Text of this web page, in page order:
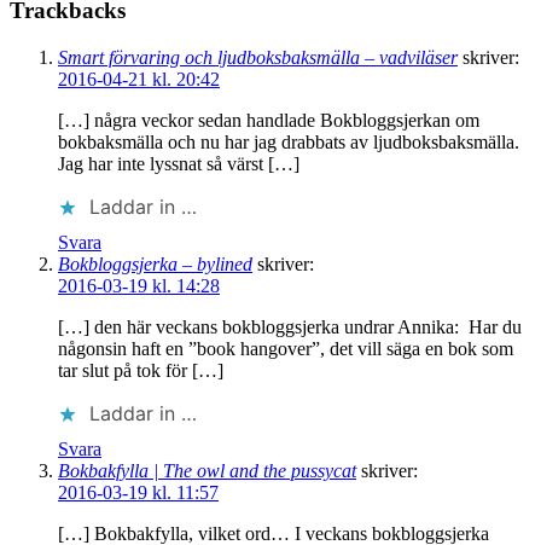
Trackbacks
Smart förvaring och ljudboksbaksmälla – vadviläser skriver:
2016-04-21 kl. 20:42
[…] några veckor sedan handlade Bokbloggsjerkan om
bokbaksmälla och nu har jag drabbats av ljudboksbaksmälla.
Jag har inte lyssnat så värst […]
Laddar in …
Svara
Bokbloggsjerka – bylined skriver:
2016-03-19 kl. 14:28
[…] den här veckans bokbloggsjerka undrar Annika: Har du
någonsin haft en ”book hangover”, det vill säga en bok som
tar slut på tok för […]
Laddar in …
Svara
Bokbakfylla | The owl and the pussycat skriver:
2016-03-19 kl. 11:57
[…] Bokbakfylla, vilket ord… I veckans bokbloggsjerka